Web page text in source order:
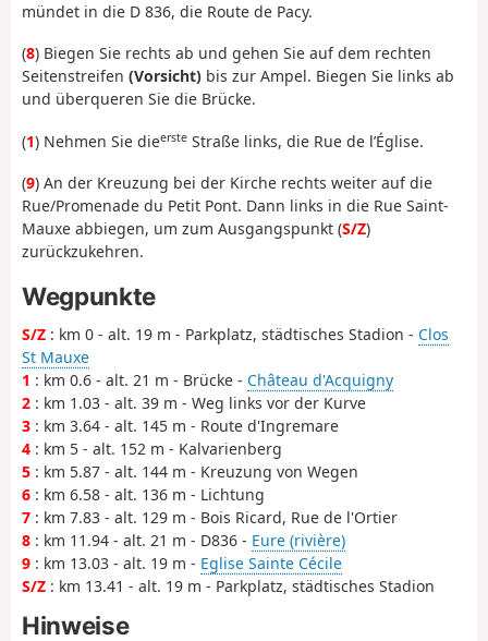
mündet in die D 836, die Route de Pacy.
(8) Biegen Sie rechts ab und gehen Sie auf dem rechten
Seitenstreifen (Vorsicht) bis zur Ampel. Biegen Sie links ab
und überqueren Sie die Brücke.
(1) Nehmen Sie dieerste Straße links, die Rue de l’Église.
(9) An der Kreuzung bei der Kirche rechts weiter auf die
Rue/Promenade du Petit Pont. Dann links in die Rue Saint-
Mauxe abbiegen, um zum Ausgangspunkt (S/Z)
zurückzukehren.
Wegpunkte
S/Z : km 0 - alt. 19 m - Parkplatz, städtisches Stadion - Clos
St Mauxe
1 : km 0.6 - alt. 21 m - Brücke - Château d'Acquigny
2 : km 1.03 - alt. 39 m - Weg links vor der Kurve
3 : km 3.64 - alt. 145 m - Route d'Ingremare
4 : km 5 - alt. 152 m - Kalvarienberg
5 : km 5.87 - alt. 144 m - Kreuzung von Wegen
6 : km 6.58 - alt. 136 m - Lichtung
7 : km 7.83 - alt. 129 m - Bois Ricard, Rue de l'Ortier
8 : km 11.94 - alt. 21 m - D836 - Eure (rivière)
9 : km 13.03 - alt. 19 m - Eglise Sainte Cécile
S/Z : km 13.41 - alt. 19 m - Parkplatz, städtisches Stadion
Hinweise